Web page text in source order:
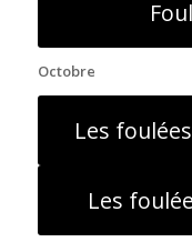
Octobre
Les
Les